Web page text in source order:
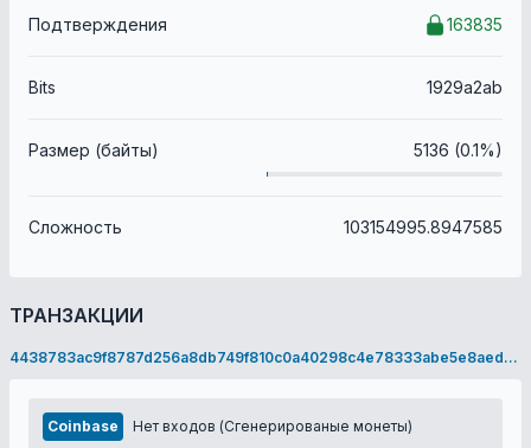
Подтверждения 163835
Bits 1929a2ab
Размер (байты) 5136 (0.1%)
Сложность 103154995.8947585
ТРАНЗАКЦИИ
4438783ac9f8787d256a8db749f810c0a40298c4e78333abe5e8aedde42c2f66
Coinbase Нет входов (Сгенерированые монеты)